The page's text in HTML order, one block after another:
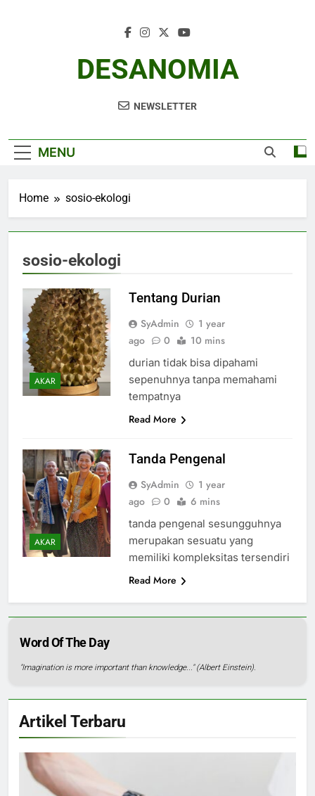
DESANOMIA
NEWSLETTER
MENU
Home sosio-ekologi
sosio-ekologi
AKAR
Tentang Durian
SyAdmin
1 year
ago
0 10 mins
durian tidak bisa dipahami
sepenuhnya tanpa memahami
tempatnya
Read More
AKAR
Tanda Pengenal
SyAdmin
1 year
ago
0 6 mins
tanda pengenal sesungguhnya
merupakan sesuatu yang
memiliki kompleksitas tersendiri
Read More
Word Of The Day
"Imagination is more important than knowledge..." (Albert Einstein).
Artikel Terbaru